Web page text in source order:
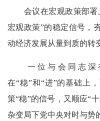
会议在宏观政策部署
宏观政策”的稳定信号，
动经济发展从量到质的转
一位与会同志深
在“稳”和“进”的基础上
策“稳”的信号，又顺应“
杂变局下党中央对时与势